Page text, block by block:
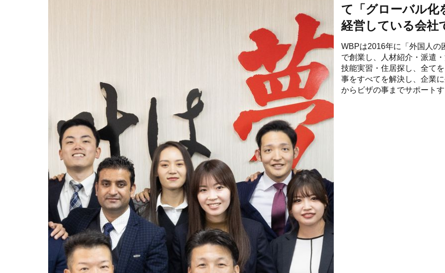
て「グローバル化
経営している会社
WBPは2016年に「外国人の
で創業し、人材紹介・派遣
技能実習・住居探し、全て
事をすべてを解決し、企業
からビザの事までサポート